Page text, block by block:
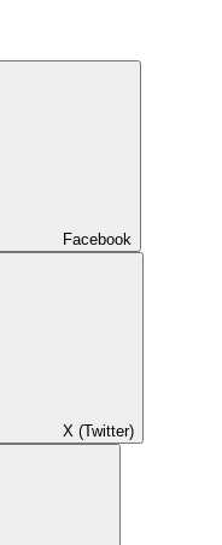
Facebook
X (Twitter)